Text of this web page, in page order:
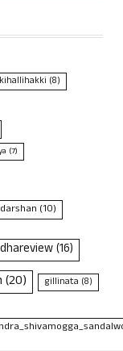
(8)
(7)
(10)
(16)
(20) gillinata (8)